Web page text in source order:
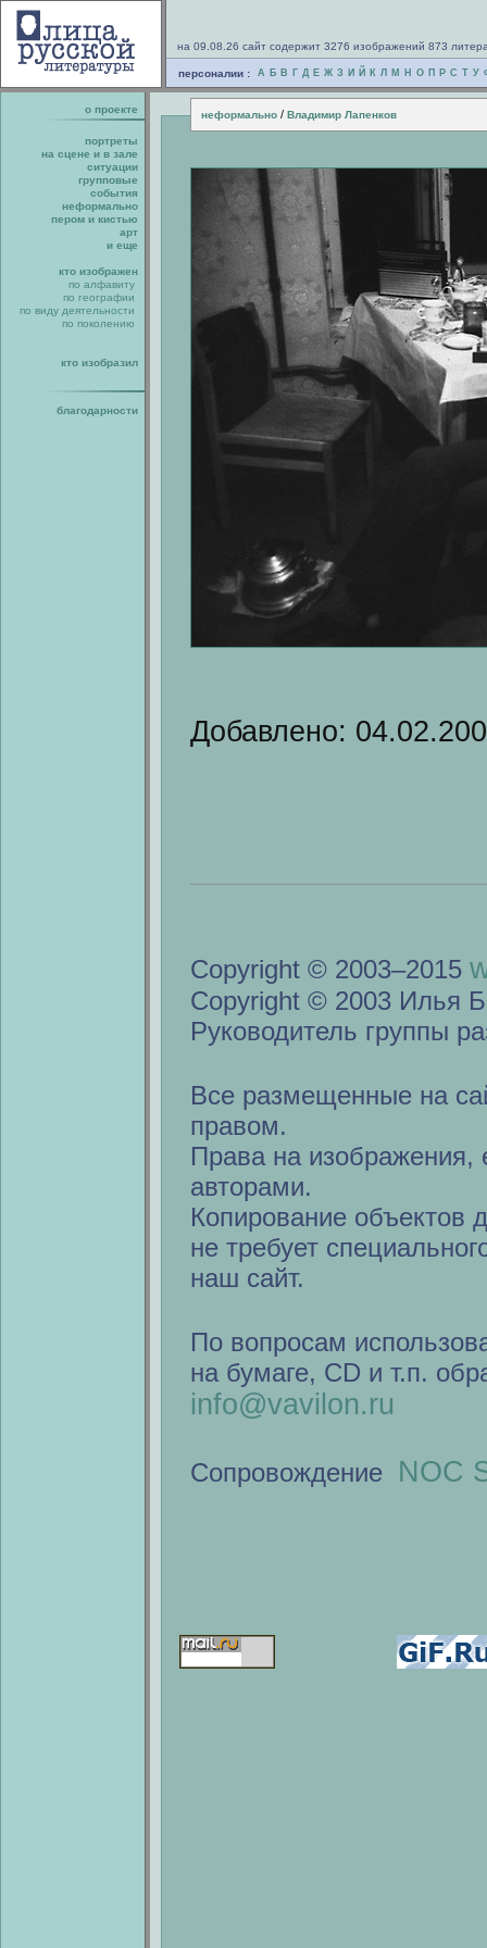
на 09.08.26 сайт содержит 3276 изображений 873
персоналии : А Б В Г Д Е Ж З И Й К Л М Н О П Р С Т У
о проекте неформально / Владимир Лапенков
портреты
на сцене и в зале
ситуации
групповые
события
неформально
пером и кистью
арт
и еще
кто изображен
по алфавиту
по географии
по виду деятельности
по поколению
кто изобразил
благодарности
Добавлено:
Copyright © 2003–2015
Copyright © 2003 Илья
Руководитель группы
Все размещенные на
правом.
Права на изображения,
авторами.
Копирование объектов
не требует
наш сайт.
По вопросам
на бумаге, CD и т.п.
info@vavilon.ru
Сопровождение NOC